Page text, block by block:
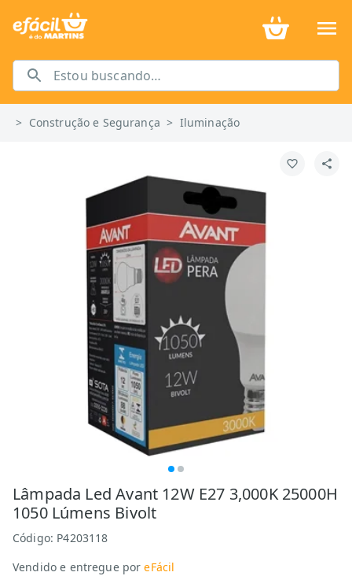
> Construção e Segurança > Iluminação
Lâmpada Led Avant 12W E27 3,000K 25000H
1050 Lúmens Bivolt
Código: P4203118
Vendido e entregue por eFácil